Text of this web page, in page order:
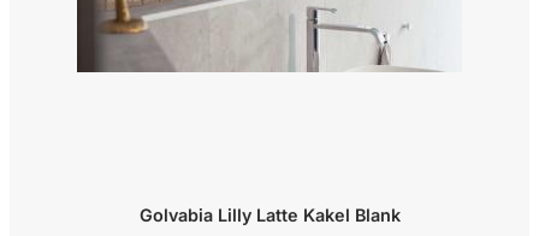
Golvabia Lilly Latte Kakel Blank